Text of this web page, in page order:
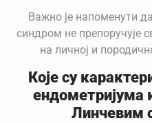
Важно је напоменути
синдром не препоручује
на личној и
Које су
ендометријума
Линчевим